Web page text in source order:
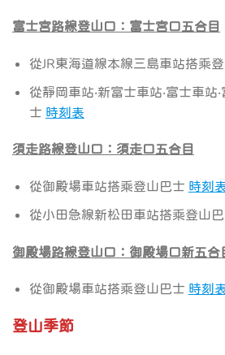
富士宮路線登山口：富士宮口五合目
從JR東海道線本線三島車站搭乘
從靜岡車站‧新富士車站‧富士車站
士 時刻表
須走路線登山口：須走口五合目
從御殿場車站搭乘登山巴士 時刻
從小田急線新松田車站搭乘登山
御殿場路線登山口：御殿場口新五合
從御殿場車站搭乘登山巴士 時刻
登山季節